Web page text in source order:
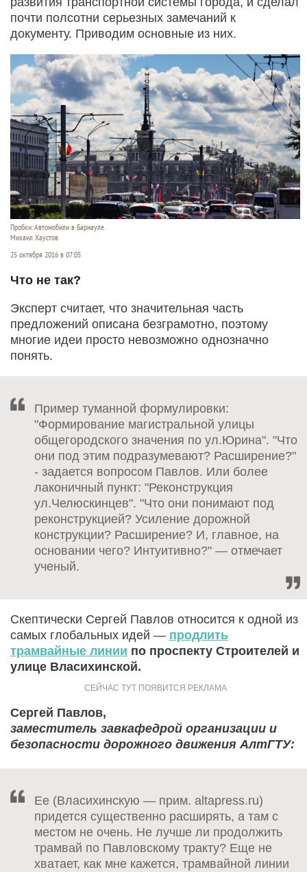
почти полсотни серьезных замечаний к
документу. Приводим основные из них.
Пробки. Автомобили в Барнауле.
Михаил Хаустов
25 октября 2016 в 07:05
Что не так?
Эксперт считает, что значительная часть
предложений описана безграмотно, поэтому
многие идеи просто невозможно однозначно
понять.
Пример туманной формулировки:
"Формирование магистральной улицы
общегородского значения по ул.Юрина". "Что
они под этим подразумевают? Расширение?"
- задается вопросом Павлов. Или более
лаконичный пункт: "Реконструкция
ул.Челюскинцев". "Что они понимают под
реконструкцией? Усиление дорожной
конструкции? Расширение? И, главное, на
основании чего? Интуитивно?" — отмечает
ученый.
Скептически Сергей Павлов относится к одной из
самых глобальных идей — продлить
трамвайные линии по проспекту Строителей и
улице Власихинской.
Сергей Павлов,
заместитель завкафедрой организации и
безопасности дорожного движения АлтГТУ:
Ее (Власихинскую — прим. altapress.ru)
придется существенно расширять, а там с
местом не очень. Не лучше ли продолжить
трамвай по Павловскому тракту? Еще не
хватает, как мне кажется, трамвайной линии